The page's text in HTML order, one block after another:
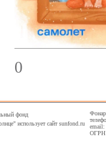
0
фонд
использует сайт sunfond.ru
email:
ОГРН